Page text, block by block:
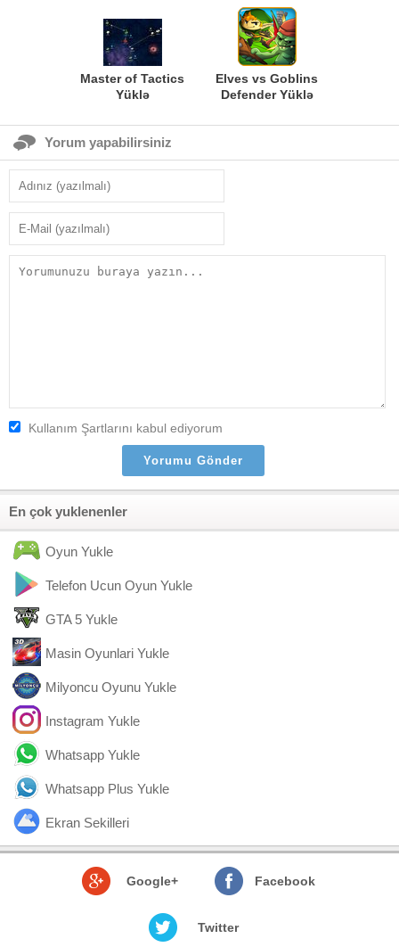
Master of Tactics
Yüklə
Elves vs Goblins
Defender Yüklə
Yorum yapabilirsiniz
Kullanım Şartlarını kabul ediyorum
En çok yuklenenler
Oyun Yukle
Telefon Ucun Oyun Yukle
GTA 5 Yukle
Masin Oyunlari Yukle
Milyoncu Oyunu Yukle
Instagram Yukle
Whatsapp Yukle
Whatsapp Plus Yukle
Ekran Sekilleri
Google+ Facebook
Twitter